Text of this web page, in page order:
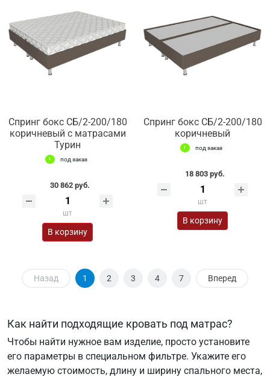
Спринг бокс СБ/2-200/180
коричневый с матрасами
Турин
под заказ
30 862 руб.
шт
В корзину
Спринг бокс СБ/2-200/180
коричневый
под заказ
18 803 руб.
шт
В корзину
Назад 1 2 3 4 7 Вперед
Как найти подходящие кровать под матрас?
Чтобы найти нужное вам изделие, просто установите
его параметры в специальном фильтре. Укажите его
желаемую стоимость, длину и ширину спального места,